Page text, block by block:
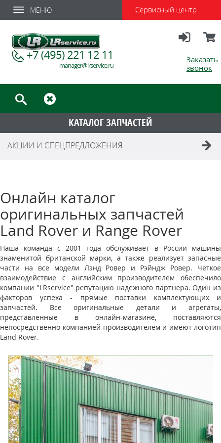
МЕНЮ Сервисный центр
Заказать
звонок
+7 (495) 221 12 11
manager@lrservice.ru
КАТАЛОГ ЗАПЧАСТЕЙ
АКЦИИ И СПЕЦПРЕДЛОЖЕНИЯ
Онлайн каталог
оригинальных запчастей
Land Rover и Range Rover
Наша команда с 2001 года обслуживает в России машины
знаменитой британской марки, а также реализует запасные
части на все модели Лэнд Ровер и Рэйндж Ровер. Четкое
взаимодействие с английским производителем обеспечило
компании "LRservice" репутацию надежного партнера. Один из
факторов успеха - прямые поставки комплектующих и
запчастей. Все оригинальные детали и агрегаты,
представленные в онлайн-магазине, поставляются
непосредственно компанией-производителем и имеют логотип
Land Rover.